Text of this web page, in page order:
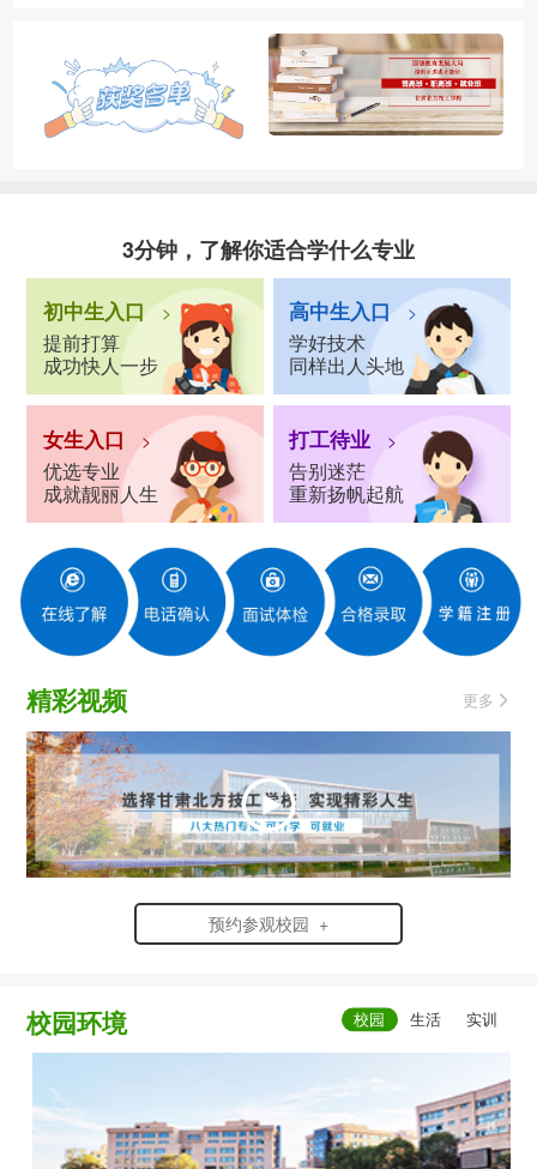
3分钟，了解你适合学什么专业
初中生入口 >
提前打算
成功快人一步
高中生入口 >
学好技术
同样出人头地
女生入口 >
优选专业
成就靓丽人生
打工待业 >
告别迷茫
重新扬帆起航
精彩视频 更多
预约参观校园 +
校园环境